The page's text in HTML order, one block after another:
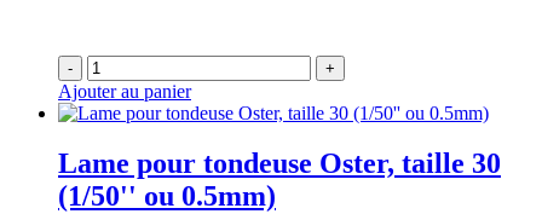
- +
Ajouter au panier
Lame pour tondeuse Oster, taille 30
(1/50'' ou 0.5mm)